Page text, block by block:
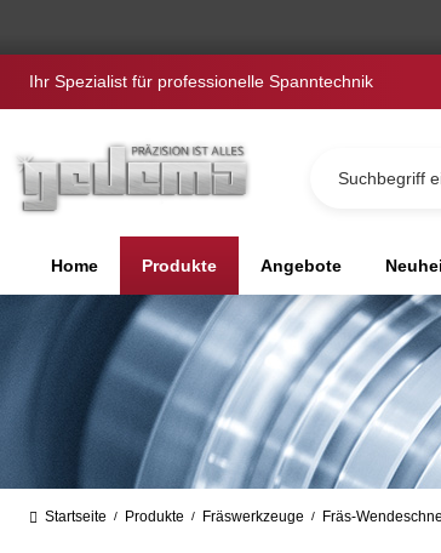
Ihr Spezialist für professionelle Spanntechnik
Home Produkte Angebote
Startseite / Produkte / Fräswerkzeuge / Fräs-